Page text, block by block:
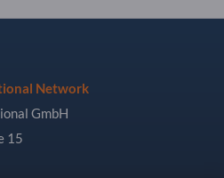
Network
GmbH
15